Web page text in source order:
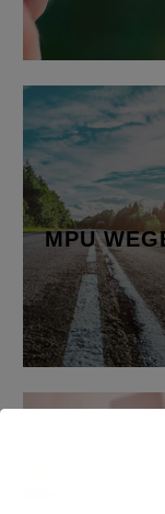
MPU
Bei der